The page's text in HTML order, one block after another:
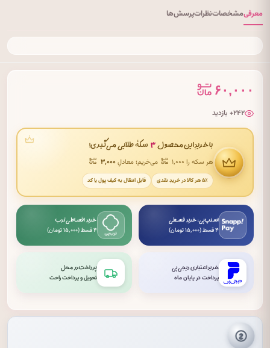
معرفیمشخصاتنظراتپرسش‌ها
۶۰,۰۰۰
۲۴۲+ بازدید
با خریدِ این محصول ۳ سکهٔ طلایی می‌گیری!
هر سکه را ۱٬۰۰۰ می‌خریم؛ معادلِ۳٬۰۰۰
۵٪ هر کالا در خریدِ نقدی قابلِ انتقال به کیف پول یا کد
اسنپ‌پی: خرید قسطی
۴ قسط (۱۵٬۰۰۰ تومان)
خرید اقساطی ترب
۴ قسط (۱۵٬۰۰۰ تومان)
خرید اعتباری دیجی‌پی
پرداخت در پایان ماه
پرداخت در محل
تحویل و پرداخت راحت